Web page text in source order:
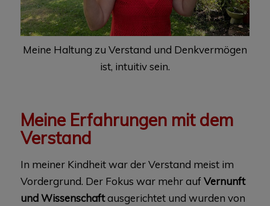
Meine Haltung zu Verstand und Denkvermögen
ist, intuitiv sein.
Meine Erfahrungen mit dem
Verstand
In meiner Kindheit war der Verstand meist im
Vordergrund. Der Fokus war mehr aufVernunft
und Wissenschaftausgerichtet und wurden von